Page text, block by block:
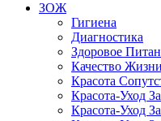
ЗОЖ
Гигиена
Диагностика
Здоровое
Качество Жизни
Красота
Красота-Уход
Красота-Уход